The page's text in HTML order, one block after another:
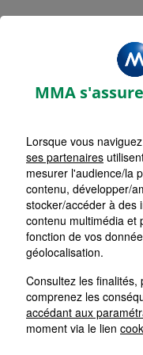
Assurance
MMA
Lorsque vous
ses partenaires
mesurer l'audience/la
contenu, développer/
stocker/accéder à des
contenu multimédia et
fonction de vos
géolocalisation.
Consultez les
comprenez les
accédant aux
moment via le lien